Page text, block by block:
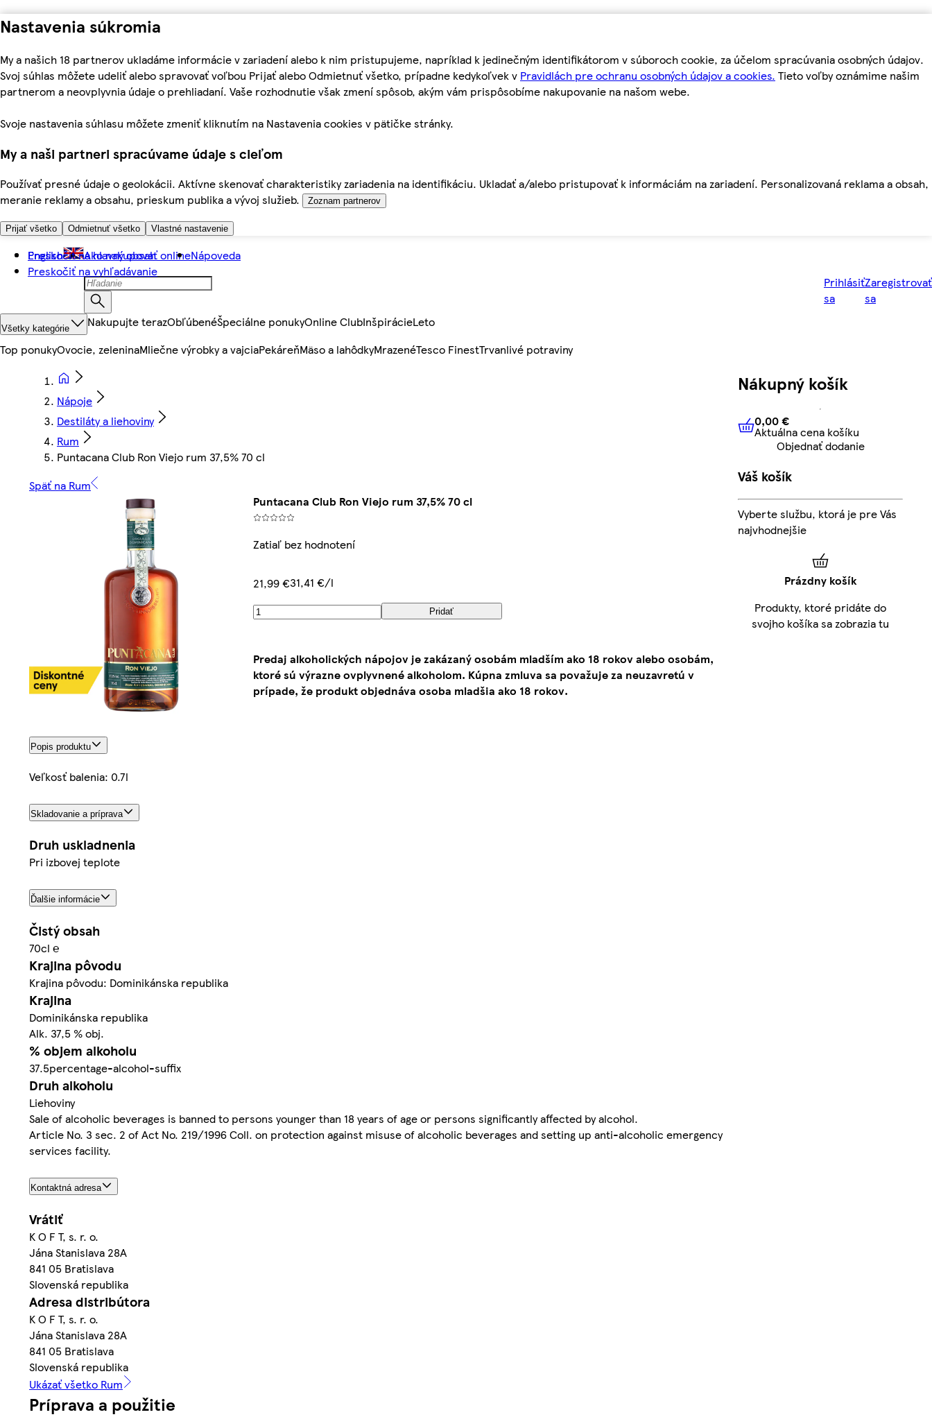
Nastavenia súkromia
My a našich 18 partnerov ukladáme informácie v zariadení alebo k nim pristupujeme, napríklad k jedinečným identifikátorom v súboroch cookie, za účelom spracúvania osobných údajov.
Svoj súhlas môžete udeliť alebo spravovať voľbou Prijať alebo Odmietnuť všetko, prípadne kedykoľvek v Pravidlách pre ochranu osobných údajov a cookies. Tieto voľby oznámime našim
partnerom a neovplyvnia údaje o prehliadaní. Vaše rozhodnutie však zmení spôsob, akým vám prispôsobíme nakupovanie na našom webe.
Svoje nastavenia súhlasu môžete zmeniť kliknutím na Nastavenia cookies v pätičke stránky.
My a naši partneri spracúvame údaje s cieľom
Používať presné údaje o geolokácii. Aktívne skenovať charakteristiky zariadenia na identifikáciu. Ukladať a/alebo pristupovať k informáciám na zariadení. Personalizovaná reklama a obsah,
meranie reklamy a obsahu, prieskum publika a vývoj služieb.
Zoznam partnerov
Prijať všetko Odmietnuť všetko Vlastné nastavenie
Preskočiť na hlavný obsah
Preskočiť na vyhľadávanie
English Ako nakupovať onlineNápoveda
Prihlásiť
sa
Zaregistrovať
sa
Všetky kategórie Nakupujte terazObľúbenéŠpeciálne ponukyOnline ClubInšpirácieLeto
Top ponukyOvocie, zeleninaMliečne výrobky a vajciaPekáreňMäso a lahôdkyMrazenéTesco FinestTrvanlivé potraviny
Nápoje
Destiláty a liehoviny
Rum
Puntacana Club Ron Viejo rum 37,5% 70 cl
Späť na Rum
Puntacana Club Ron Viejo rum 37,5% 70 cl
Zatiaľ bez hodnotení
21,99 €31,41 €/l
Pridať
Predaj alkoholických nápojov je zakázaný osobám mladším ako 18 rokov alebo osobám,
ktoré sú výrazne ovplyvnené alkoholom. Kúpna zmluva sa považuje za neuzavretú v
prípade, že produkt objednáva osoba mladšia ako 18 rokov.
Popis produktu
Veľkosť balenia: 0.7l
Skladovanie a príprava
Druh uskladnenia
Pri izbovej teplote
Ďalšie informácie
Čistý obsah
70cl ℮
Krajina pôvodu
Krajina pôvodu: Dominikánska republika
Krajina
Dominikánska republika
Alk. 37,5 % obj.
% objem alkoholu
37.5percentage-alcohol-suffix
Druh alkoholu
Liehoviny
Sale of alcoholic beverages is banned to persons younger than 18 years of age or persons significantly affected by alcohol.
Article No. 3 sec. 2 of Act No. 219/1996 Coll. on protection against misuse of alcoholic beverages and setting up anti-alcoholic emergency
services facility.
Kontaktná adresa
Vrátiť
K O F T, s. r. o.
Jána Stanislava 28A
841 05 Bratislava
Slovenská republika
Adresa distribútora
K O F T, s. r. o.
Jána Stanislava 28A
841 05 Bratislava
Slovenská republika
Ukázať všetko Rum
Príprava a použitie
Nákupný košík
0,00 € Aktuálna cena košíku
0,00 €
Aktuálna cena košíku
Objednať dodanie
Váš košík
Vyberte službu, ktorá je pre Vás
najvhodnejšie
Prázdny košík
Produkty, ktoré pridáte do
svojho košíka sa zobrazia tu